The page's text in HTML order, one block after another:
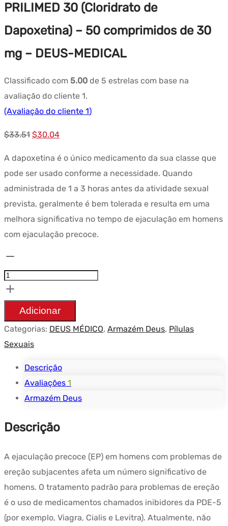
PRILIMED 30 (Cloridrato de
Dapoxetina) – 50 comprimidos de 30
mg – DEUS-MEDICAL
Classificado com 5.00 de 5 estrelas com base na
avaliação do cliente 1.
(Avaliação do cliente 1)
$33.51 Preço
$30.04Preço
A dapoxetina é o único medicamento da sua classe que
pode ser usado conforme a necessidade. Quando
administrada de 1 a 3 horas antes da atividade sexual
prevista, geralmente é bem tolerada e resulta em uma
melhora significativa no tempo de ejaculação em homens
com ejaculação precoce.
PRILIMED
(Dapoxetine
HCL)
-
50tabs
de
30mg
-
MEDICAL
Adicionar
Categorias: DEUS MÉDICO, Armazém Deus, Pílulas
Sexuais
Descrição
Avaliações 1
Armazém Deus
Descrição
A ejaculação precoce (EP) em homens com problemas de
ereção subjacentes afeta um número significativo de
homens. O tratamento padrão para problemas de ereção
é o uso de medicamentos chamados inibidores da PDE-5
(por exemplo, Viagra, Cialis e Levitra). Atualmente, não